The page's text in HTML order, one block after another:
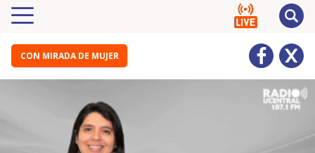
CON MIRADA DE MUJER